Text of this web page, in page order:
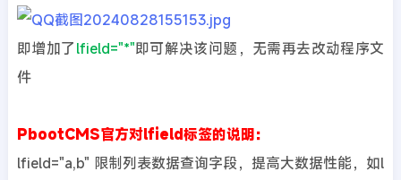
即增加了lfield="*"即可解决该问题，无需再去改动程序文
件
PbootCMS官方对lfield标签的说明：
lfield="a,b" 限制列表数据查询字段，提高大数据性能，如l